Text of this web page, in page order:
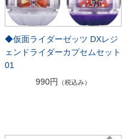
◆仮面ライダーゼッツ DXレジ
ェンドライダーカプセムセット
01
990円
（税込み）